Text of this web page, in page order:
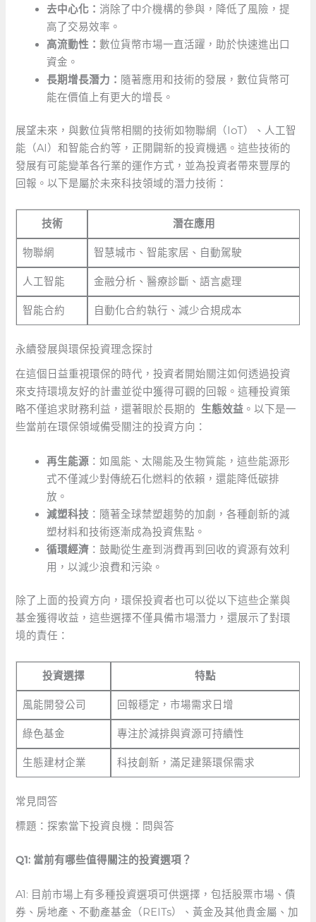
去中心化：消除了中介機構的參與，降低了風險，提
高了交易效率。
高流動性：數位貨幣市場一直活躍，助於快速進出口
資金。
長期增長潛力： 隨著應用和技術的發展，數位貨幣可
能在價值上有更大的增長。
展望未來，與數位貨幣相關的技術如物聯網（IoT）、人工智
能（AI）和智能合約等，正開闢新的投資機遇。這些技術的
發展有可能變革各行業的運作方式，並為投資者帶來豐厚的
回報。以下是屬於未來科技領域的潛力技術：
技術 潛在應用
物聯網 智慧城市、智能家居、自動駕駛
人工智能 金融分析、醫療診斷、語言處理
智能合約 自動化合約執行、減少合規成本
永續發展與環保投資理念探討
在這個日益重視環保的時代，投資者開始關注如何透過投資
來支持環境友好的計畫並從中獲得可觀的回報。這種投資策
略不僅追求財務利益，還著眼於長期的 ⁤ 生態效益 。以下是一
些當前在環保領域備受關注的投資方向：
再生能源 ：如風能、太陽能及生物質能，這些能源形
式不僅減少對傳統石化燃料的依賴，還能降低碳排
放。
減塑科技 ：隨著全球禁塑趨勢的加劇，各種創新的減
塑材料和技術逐漸成為投資焦點。
循環經濟 ：鼓勵從生產到消費再到回收的資源有效利
用，以減少浪費和污染。
除了上面的投資方向，環保投資者也可以從以下這些企業與
基金獲得收益，這些選擇不僅具備市場潛力，還展示了對環
境的責任：
投資選擇 特點
風能開發公司 回報穩定，市場需求日增
綠色基金 專注於減排與資源可持續性
生態建材企業 科技創新，滿足建築環保需求
常見問答
標題：探索當下投資良機：問與答
Q1: 當前有哪些值得關注的投資選項？
A1: 目前市場上有多種投資選項可供選擇，包括股票市場、債
券、房地產、不動產基金（REITs）、黃金及其他貴金屬、加